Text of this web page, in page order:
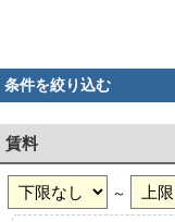
条件を絞り込む
賃料
～